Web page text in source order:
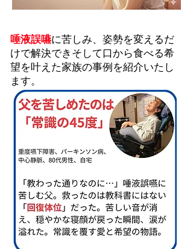
唾液誤嚥に苦しみ、姿勢を変えるだ
けで解決できそして口から食べる希
望を叶えた家族の事例を紹介いたし
ます。